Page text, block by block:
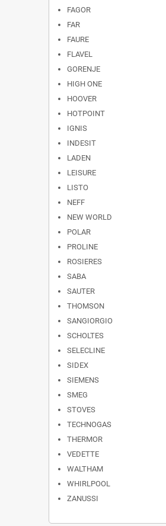
FAGOR
FAR
FAURE
FLAVEL
GORENJE
HIGH ONE
HOOVER
HOTPOINT
IGNIS
INDESIT
LADEN
LEISURE
LISTO
NEFF
NEW WORLD
POLAR
PROLINE
ROSIERES
SABA
SAUTER
THOMSON
SANGIORGIO
SCHOLTES
SELECLINE
SIDEX
SIEMENS
SMEG
STOVES
TECHNOGAS
THERMOR
VEDETTE
WALTHAM
WHIRLPOOL
ZANUSSI